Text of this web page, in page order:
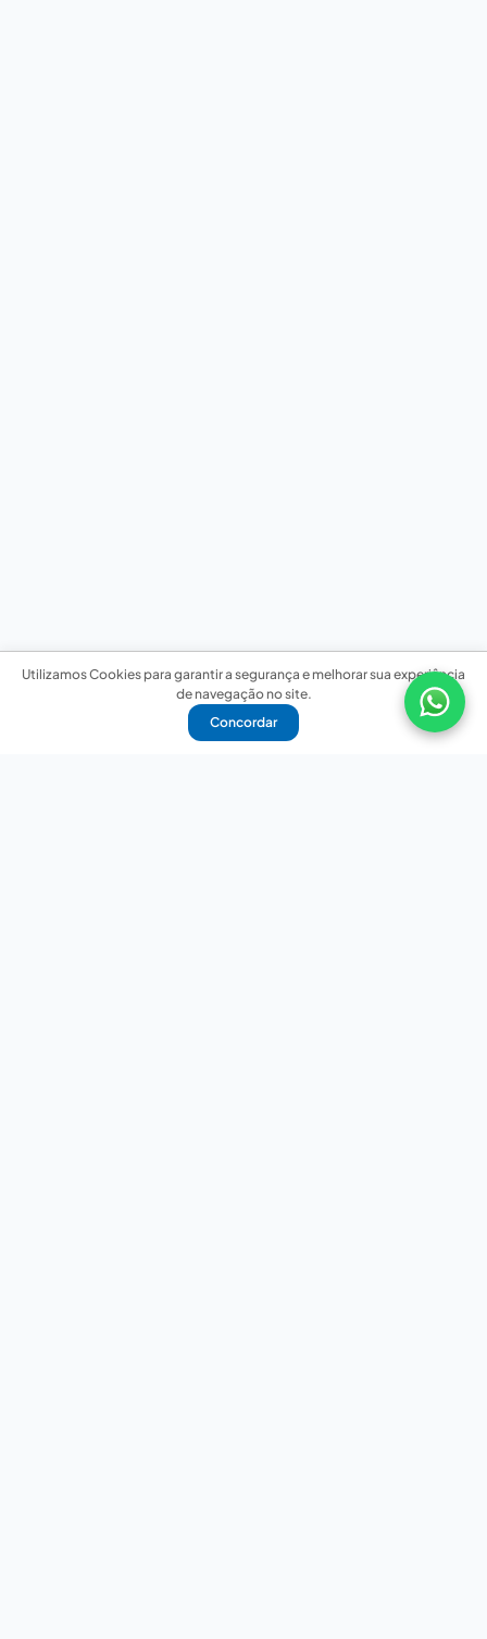
Utilizamos Cookies para garantir a segurança e melhorar sua experiência
de navegação no site.
Concordar